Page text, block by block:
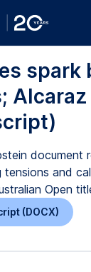
spark
document
tensions and
Open
(DOCX)